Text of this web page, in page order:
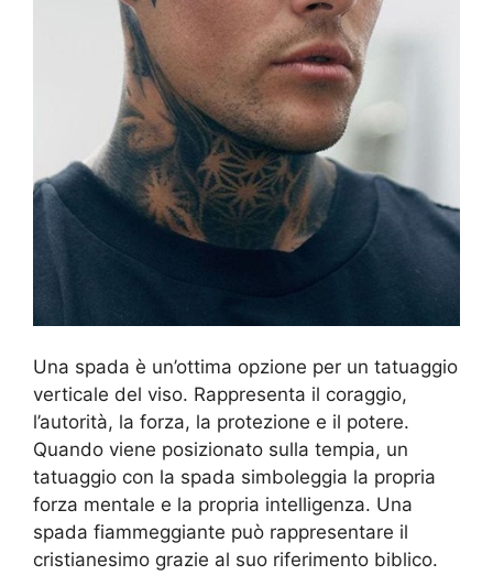
Una spada è un’ottima opzione per un tatuaggio
verticale del viso. Rappresenta il coraggio,
l’autorità, la forza, la protezione e il potere.
Quando viene posizionato sulla tempia, un
tatuaggio con la spada simboleggia la propria
forza mentale e la propria intelligenza. Una
spada fiammeggiante può rappresentare il
cristianesimo grazie al suo riferimento biblico.